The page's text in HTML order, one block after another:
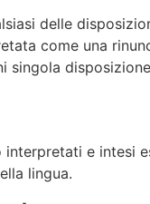
delle
come una
singola
e intesi
lingua.